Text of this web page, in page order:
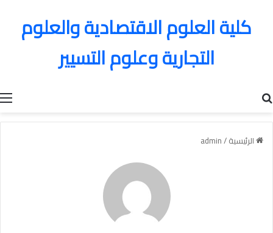
كلية العلوم الاقتصادية والعلوم
التجارية وعلوم التسيير
الرئيسية/
admin